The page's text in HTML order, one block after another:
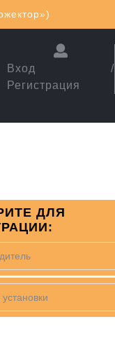
Вход /
Регистрация
ДЛЯ